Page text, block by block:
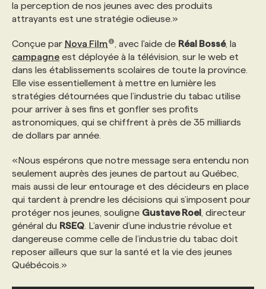
ANNONCEZ AVEC NOUS
la perception de nos jeunes avec des produits
attrayants est une stratégie odieuse.»
Conçue par Nova Film , avec l'aide de Réal Bossé, la
campagne est déployée à la télévision, sur le web et
dans les établissements scolaires de toute la province.
Elle vise essentiellement à mettre en lumière les
stratégies détournées que l’industrie du tabac utilise
pour arriver à ses fins et gonfler ses profits
astronomiques, qui se chiffrent à près de 35 milliards
de dollars par année.
«Nous espérons que notre message sera entendu non
seulement auprès des jeunes de partout au Québec,
mais aussi de leur entourage et des décideurs en place
qui tardent à prendre les décisions qui s’imposent pour
protéger nos jeunes, souligne Gustave Roel , directeur
général du RSEQ . L’avenir d’une industrie révolue et
dangereuse comme celle de l’industrie du tabac doit
reposer ailleurs que sur la santé et la vie des jeunes
Québécois.»